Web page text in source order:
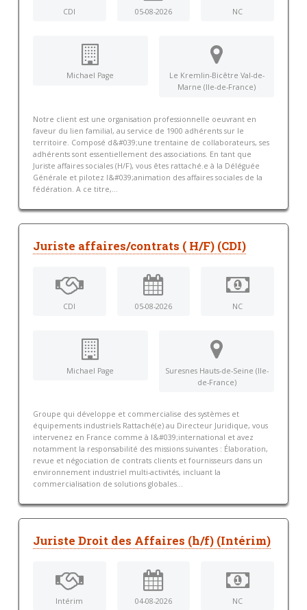
CDI 05-08-2026 NC
Michael Page
Le Kremlin-Bicêtre Val-de-
Marne (Ile-de-France)
Notre client est une organisation professionnelle oeuvrant en
faveur du lien familial, au service de 1900 adhérents sur le
territoire. Composé d&#039;une trentaine de collaborateurs, ses
adhérents sont essentiellement des associations. En tant que
Juriste affaires sociales (H/F), vous êtes rattaché.e à la Déléguée
Générale et pilotez l&#039;animation des affaires sociales de la
fédération. A ce titre,...
Juriste affaires/contrats ( H/F) (CDI)
CDI 05-08-2026 NC
Michael Page
Suresnes Hauts-de-Seine (Ile-
de-France)
Groupe qui développe et commercialise des systèmes et
équipements industriels Rattaché(e) au Directeur Juridique, vous
intervenez en France comme à l&#039;international et avez
notamment la responsabilité des missions suivantes : Élaboration,
revue et négociation de contrats clients et fournisseurs dans un
environnement industriel multi-activités, incluant la
commercialisation de solutions globales...
Juriste Droit des Affaires (h/f) (Intérim)
Intérim 04-08-2026 NC